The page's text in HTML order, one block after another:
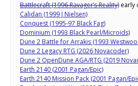
Battlecraft (1996 Ravager’s Reality) early
Calidan (1999 J Nielsen)
Conquest (1995-97 Black Fag)
Dominium (1993 Black Pearl/Microids)
Dune 2 Battle for Arrakis (1993
Dune 2 Legacy RTG (2026 Novacoder)
Dune 2 OpenDune AGA/RTG (2019
Earth 2140 (2001 Pagan/Epic)
Earth 2140 Mission Pack (2001 Pagan/